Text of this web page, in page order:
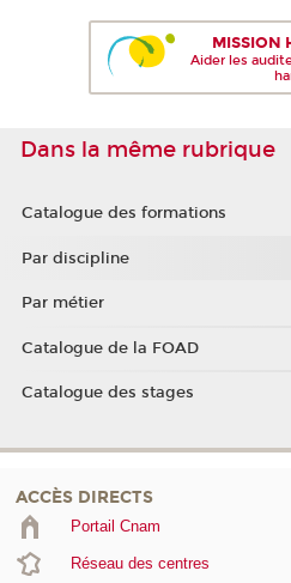
MISSION
Aider les
Dans la même rubrique
Catalogue des formations
Par discipline
Par métier
Catalogue de la FOAD
Catalogue des stages
ACCÈS DIRECTS
Portail Cnam
Réseau des centres